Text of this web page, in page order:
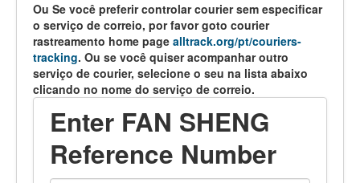
Ou Se você preferir controlar courier sem especificar
o serviço de correio, por favor goto courier
rastreamento home page alltrack.org/pt/couriers-
tracking. Ou se você quiser acompanhar outro
serviço de courier, selecione o seu na lista abaixo
clicando no nome do serviço de correio.
Enter FAN SHENG
Reference Number